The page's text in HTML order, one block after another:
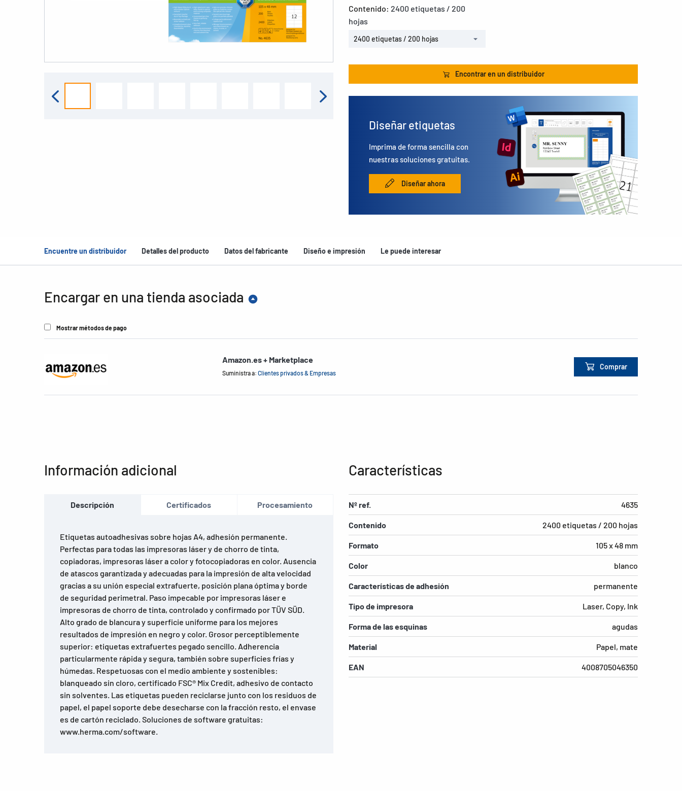
Contenido: 2400 etiquetas / 200
hojas
2400 etiquetas / 200 hojas
Encontrar en un distribuidor
Diseñar etiquetas
Imprima de forma sencilla con
nuestras soluciones gratuitas.
Diseñar ahora
Encuentre un distribuidor Detalles del producto Datos del fabricante Diseño e impresión Le puede interesar
Encargar en una tienda asociada
Mostrar métodos de pago
Amazon.es + Marketplace
Suministra a: Clientes privados & Empresas
Comprar
Información adicional
Descripción Certificados Procesamiento
Etiquetas autoadhesivas sobre hojas A4, adhesión permanente.
Perfectas para todas las impresoras láser y de chorro de tinta,
copiadoras, impresoras láser a color y fotocopiadoras en color. Ausencia
de atascos garantizada y adecuadas para la impresión de alta velocidad
gracias a su unión especial extrafuerte, posición plana óptima y borde
de seguridad perimetral. Paso impecable por impresoras láser e
impresoras de chorro de tinta, controlado y confirmado por TÜV SÜD.
Alto grado de blancura y superficie uniforme para los mejores
resultados de impresión en negro y color. Grosor perceptiblemente
superior: etiquetas extrafuertes pegado sencillo. Adherencia
particularmente rápida y segura, también sobre superficies frías y
húmedas. Respetuosas con el medio ambiente y sostenibles:
blanqueado sin cloro, certificado FSC® Mix Credit, adhesivo de contacto
sin solventes. Las etiquetas pueden reciclarse junto con los residuos de
papel, el papel soporte debe desecharse con la fracción resto, el envase
es de cartón reciclado. Soluciones de software gratuitas:
www.herma.com/software.
Características
Nº ref. 4635
Contenido 2400 etiquetas / 200 hojas
Formato 105 x 48 mm
Color blanco
Características de adhesión permanente
Tipo de impresora Laser, Copy, Ink
Forma de las esquinas agudas
Material Papel, mate
EAN 4008705046350